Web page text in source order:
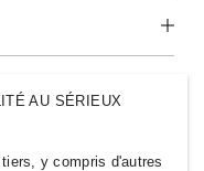
AU SÉRIEUX
y compris d'autres